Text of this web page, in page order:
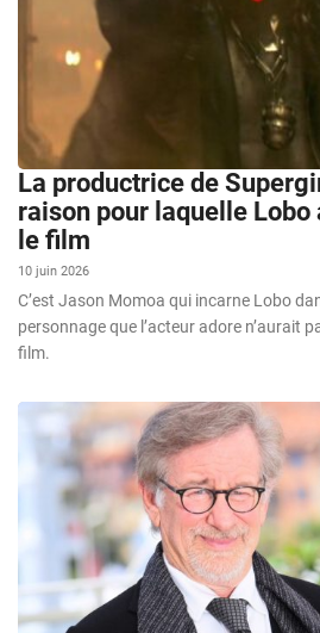
La productrice de
raison pour laquelle Lobo
le film
10 juin 2026
C’est Jason Momoa qui incarne Lobo
personnage que l’acteur adore n’aurait
film.